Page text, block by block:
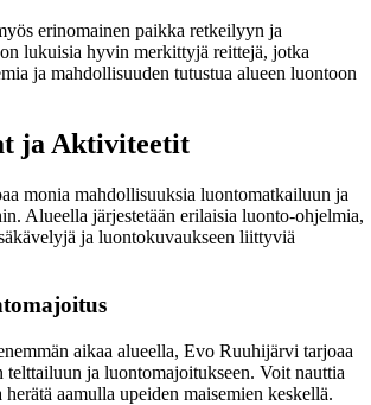
erinomainen paikka retkeilyyn ja
lukuisia hyvin merkittyjä reittejä, jotka
ja mahdollisuuden tutustua alueen luontoon
ja Aktiviteetit
monia mahdollisuuksia luontomatkailuun ja
Alueella järjestetään erilaisia luonto-ohjelmia,
ja luontokuvaukseen liittyviä
aikaa alueella, Evo Ruuhijärvi tarjoaa
telttailuun ja luontomajoitukseen. Voit nauttia
aamulla upeiden maisemien keskellä.